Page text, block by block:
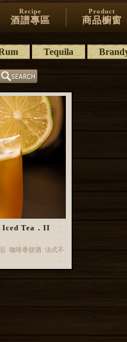
Recipe
酒譜專區
Product
商品櫥窗
Tequila
Iced Tea．II
咖啡香甜酒 法式不